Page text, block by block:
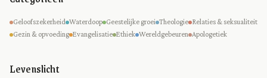
Geloofszekerheid Waterdoop Geestelijke groei Theologie Relaties & seksualiteit
Gezin & opvoeding Evangelisatie Ethiek Wereldgebeuren Apologetiek
Levenslicht